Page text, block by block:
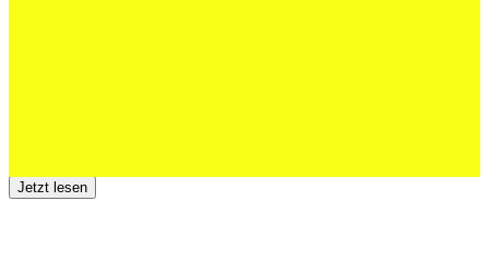
Jetzt lesen